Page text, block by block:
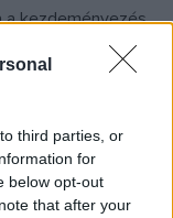
third parties, or
for
below opt-out
that after your
a kezdeményezés
sem lehet
) és komolyabb